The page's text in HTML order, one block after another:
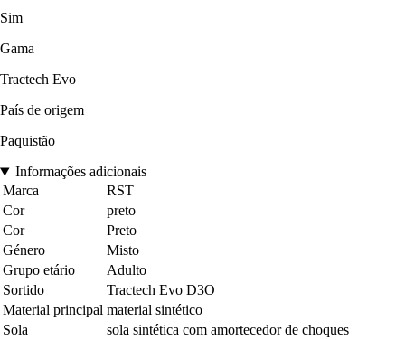
Sim
Gama
Tractech Evo
País de origem
Paquistão
Informações adicionais
Marca
RST
Cor
preto
Cor
Preto
Género
Misto
Grupo etário
Adulto
Sortido
Tractech Evo D3O
Material principal material sintético
Sola
sola sintética com amortecedor de choques